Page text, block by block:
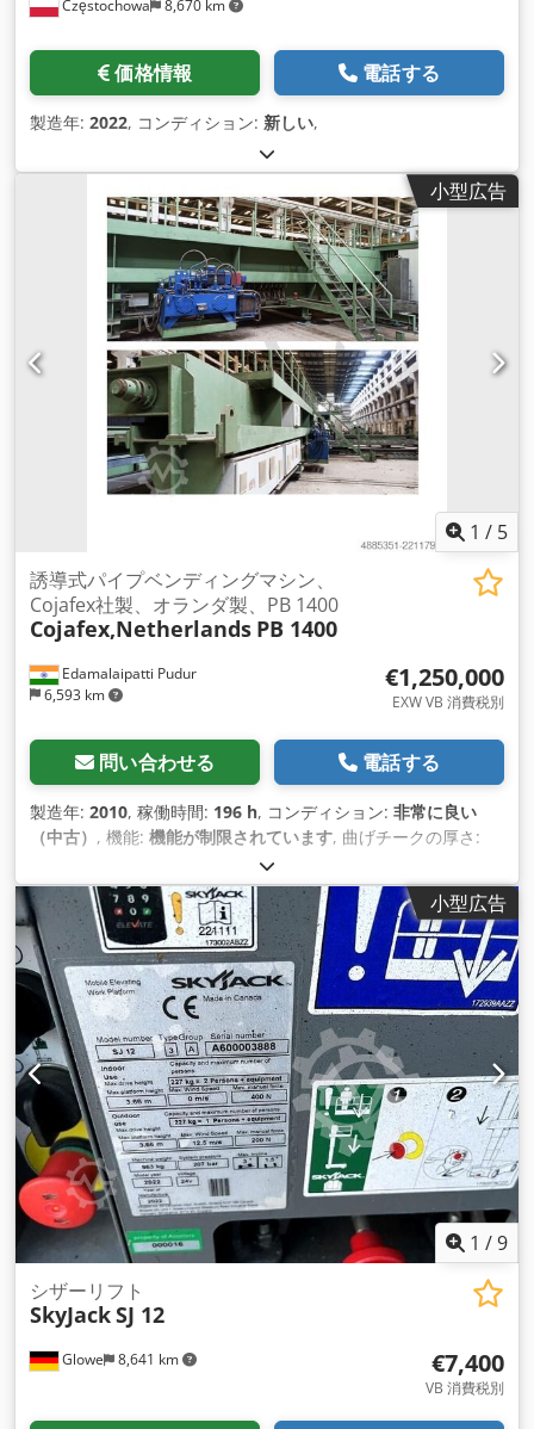
Częstochowa 8,670 km
価格情報 電話する
製造年: 2022, コンディション: 新しい,
小型広告
1 / 5
Edamalaipatti Pudur
6,593 km
誘導式パイプベンディングマシン、
Cojafex社製、オランダ製、PB 1400
Cojafex,Netherlands PB 1400
€1,250,000
EXW VB 消費税別
問い合わせる 電話する
製造年: 2010, 稼働時間: 196 h, コンディション: 非常に良い
（中古） , 機能: 機能が制限されています, 曲げチークの厚さ:
Separate Bending Arm Available
最小曲げ半径:700 mm,
小型広告
1 /9
Glowe 8,641 km
シザーリフト
SkyJackSJ 12
€7,400
VB 消費税別